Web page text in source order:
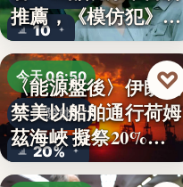
10
推薦，《模仿犯》
變…
今天 06:50
國際能源
20%
〈能源盤後〉伊朗擬
禁美以船舶通行荷姆
茲海峽 擬祭20%
貨…
♡